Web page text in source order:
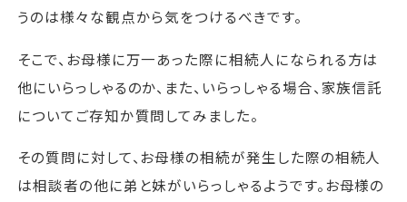
うのは様々な観点から気をつけるべきです。
そこで、お母様に万一あった際に相続人になられる方は
他にいらっしゃるのか、また、いらっしゃる場合、家族信託
についてご存知か質問してみました。
その質問に対して、お母様の相続が発生した際の相続人
は相談者の他に弟と妹がいらっしゃるようです。お母様の